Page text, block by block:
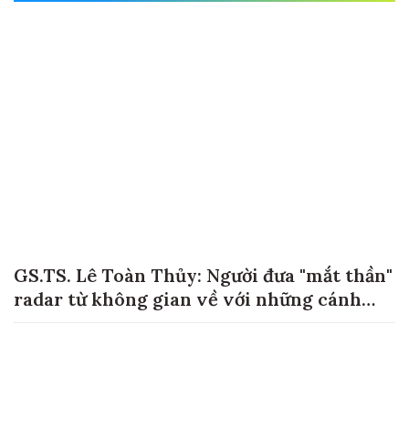
GS.TS. Lê Toàn Thủy: Người đưa "mắt thần"
radar từ không gian về với những cánh